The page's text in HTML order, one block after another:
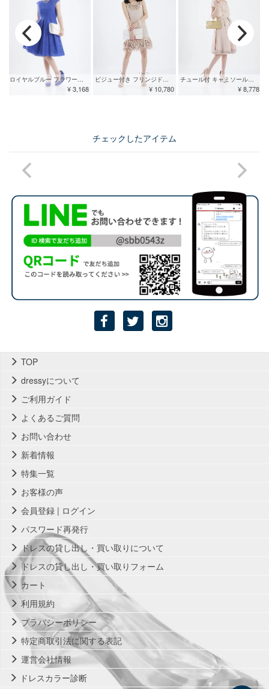
ビジュー付き フリンジドレス
¥ 10,780
チュール付 キャミソールドレス
¥ 8,778
¥ 3,168
チェックしたアイテム
TOP
dressyについて
ご利用ガイド
よくあるご質問
お問い合わせ
新着情報
特集一覧
お客様の声
会員登録 | ログイン
パスワード再発行
ドレスの貸し出し・買い取りについて
ドレスの貸し出し・買い取りフォーム
カート
利用規約
プラバシーポリシー
特定商取引法に関する表記
運営会社情報
ドレスカラー診断